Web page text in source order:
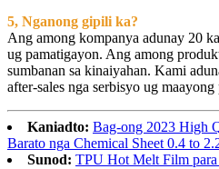
5, Nganong gipili ka?
Ang among kompanya adunay 20
ug pamatigayon. Ang among
sumbanan sa kinaiyahan. Kami
after-sales nga serbisyo ug
Kaniadto: Bag-ong 2023 High
Barato nga Chemical Sheet 0.4 to
Sunod: TPU Hot Melt Film para